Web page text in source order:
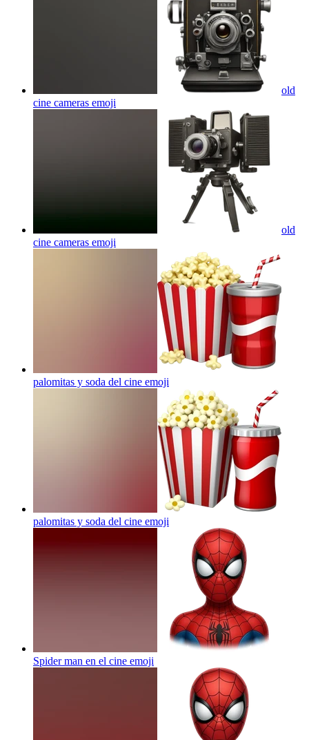
old
cine cameras emoji
old
cine cameras emoji
palomitas y soda del cine emoji
palomitas y soda del cine emoji
Spider man en el cine emoji